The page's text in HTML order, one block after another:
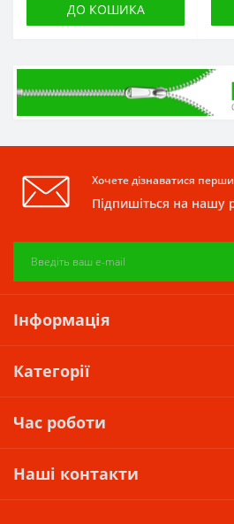
ДО КОШИКА
Хочете дізнаватися
Підпишіться на нашу
Інформація
Категорії
Час роботи
Наші контакти